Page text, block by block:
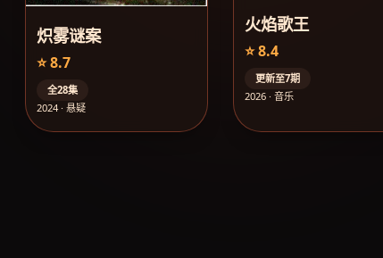
炽雾谜案
⭐ 8.7
全28集
2024 · 悬疑
火焰歌王
⭐ 8.4
更新至7期
2026 · 音乐